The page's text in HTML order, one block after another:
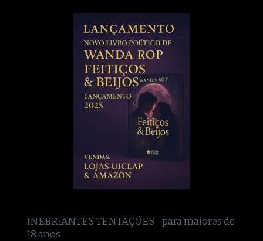
INEBRIANTES TENTAÇÕES - para maiores de
18 anos